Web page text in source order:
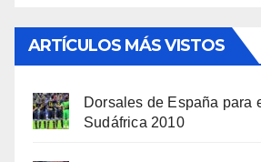
ARTÍCULOS MÁS VISTOS
Dorsales de España para
Sudáfrica 2010